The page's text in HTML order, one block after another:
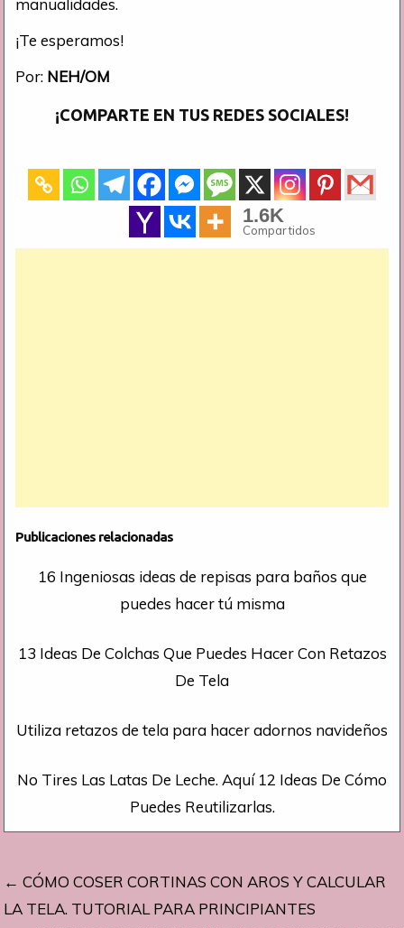
manualidades.
¡Te esperamos!
Por: NEH/OM
¡COMPARTE EN TUS REDES SOCIALES!
1.6K
Compartidos
Publicaciones relacionadas
16 Ingeniosas ideas de repisas para baños que
puedes hacer tú misma
13 Ideas De Colchas Que Puedes Hacer Con Retazos
De Tela
Utiliza retazos de tela para hacer adornos navideños
No Tires Las Latas De Leche. Aquí 12 Ideas De Cómo
Puedes Reutilizarlas.
Navegación
de
← CÓMO COSER CORTINAS CON AROS Y CALCULAR
LA TELA. TUTORIAL PARA PRINCIPIANTES